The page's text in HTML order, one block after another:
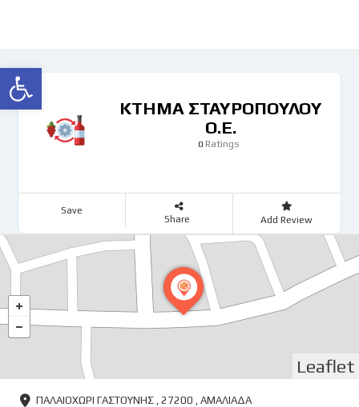
Ανοίξτε τη γραμμή εργαλείων
ΚΤΗΜΑ ΣΤΑΥΡΟΠΟΥΛΟΥ
Ο.Ε.
0Ratings
Save
Share Add Review
Leaflet
ΠΑΛΑΙΟΧΩΡΙ ΓΑΣΤΟΥΝΗΣ , 27200 , ΑΜΑΛΙΑΔΑ